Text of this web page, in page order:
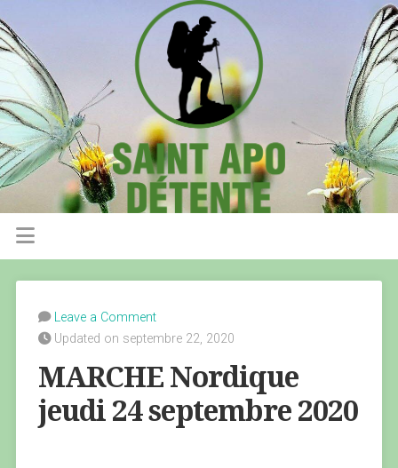
Leave a Comment
Updated on septembre 22, 2020
MARCHE Nordique
jeudi 24 septembre 2020